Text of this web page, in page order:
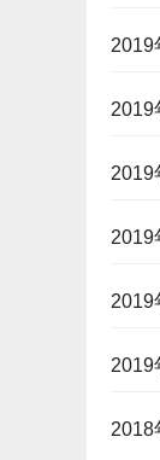
2019
2019
2019
2019
2019
2019
2018